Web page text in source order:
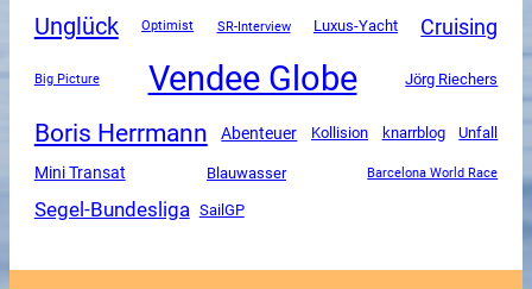
Unglück Optimist SR-Interview Luxus-Yacht Cruising
Big Picture Vendee Globe Jörg Riechers
Boris Herrmann Abenteuer Kollision knarrblog Unfall
Mini Transat Blauwasser Barcelona World Race
Segel-Bundesliga SailGP